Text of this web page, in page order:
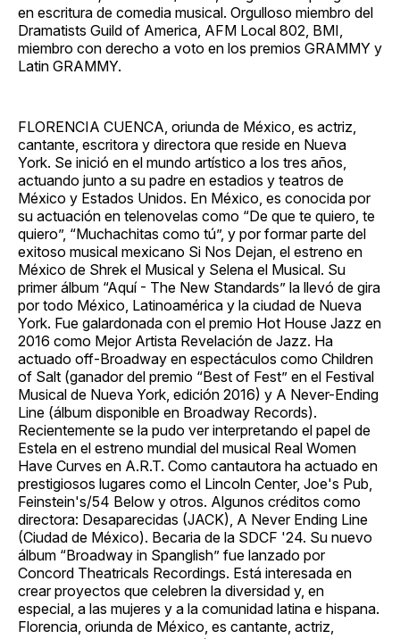
en escritura de comedia musical. Orgulloso miembro del
Dramatists Guild of America, AFM Local 802, BMI,
miembro con derecho a voto en los premios GRAMMY y
Latin GRAMMY.
FLORENCIA CUENCA, oriunda de México, es actriz,
cantante, escritora y directora que reside en Nueva
York. Se inició en el mundo artístico a los tres años,
actuando junto a su padre en estadios y teatros de
México y Estados Unidos. En México, es conocida por
su actuación en telenovelas como “De que te quiero, te
quiero”, “Muchachitas como tú”, y por formar parte del
exitoso musical mexicano Si Nos Dejan, el estreno en
México de Shrek el Musical y Selena el Musical. Su
primer álbum “Aquí - The New Standards” la llevó de gira
por todo México, Latinoamérica y la ciudad de Nueva
York. Fue galardonada con el premio Hot House Jazz en
2016 como Mejor Artista Revelación de Jazz. Ha
actuado off-Broadway en espectáculos como Children
of Salt (ganador del premio “Best of Fest” en el Festival
Musical de Nueva York, edición 2016) y A Never-Ending
Line (álbum disponible en Broadway Records).
Recientemente se la pudo ver interpretando el papel de
Estela en el estreno mundial del musical Real Women
Have Curves en A.R.T. Como cantautora ha actuado en
prestigiosos lugares como el Lincoln Center, Joe's Pub,
Feinstein's/54 Below y otros. Algunos créditos como
directora: Desaparecidas (JACK), A Never Ending Line
(Ciudad de México). Becaria de la SDCF '24. Su nuevo
álbum “Broadway in Spanglish” fue lanzado por
Concord Theatricals Recordings. Está interesada en
crear proyectos que celebren la diversidad y, en
especial, a las mujeres y a la comunidad latina e hispana.
Florencia, oriunda de México, es cantante, actriz,